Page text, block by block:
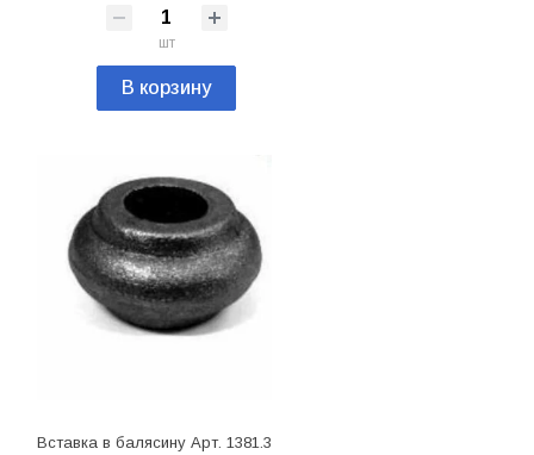
шт
В корзину
Вставка в балясину Арт. 1381.3